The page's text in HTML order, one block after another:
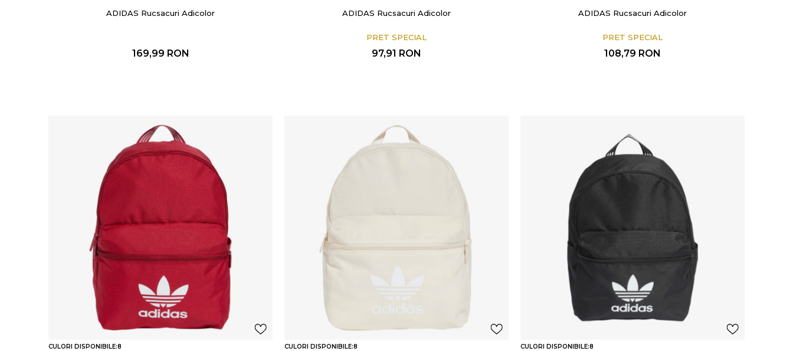
ADIDAS Rucsacuri Adicolor
169,99 RON
ADIDAS Rucsacuri Adicolor
PRET SPECIAL
97,91 RON
ADIDAS Rucsacuri Adicolor
PRET SPECIAL
108,79 RON
CULORI DISPONIBILE:8 CULORI DISPONIBILE:8 CULORI DISPONIBILE:8